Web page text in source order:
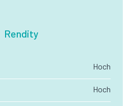
Rendity
Hoch
Hoch